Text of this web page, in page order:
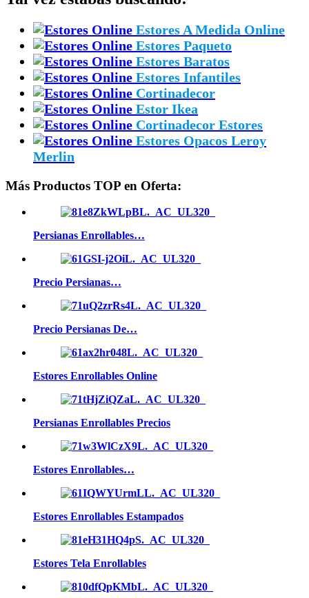
Estores A Medida Online
Estores Paqueto
Estores Baratos
Estores Infantiles
Cortinadecor
Estor Ikea
Cortinadecor Estores
Estores Opacos Leroy
Merlin
Más Productos TOP en Oferta:
Persianas Enrollables…
Precio Persianas…
Precio Persianas De…
Estores Enrollables Online
Persianas Enrollables Precios
Estores Enrollables…
Estores Enrollables Estampados
Estores Tela Enrollables